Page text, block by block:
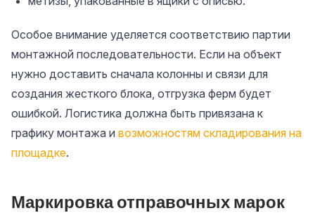
Особое внимание уделяется соответствию партии
монтажной последовательности. Если на объект
нужно доставить сначала колонны и связи для
создания жесткого блока, отгрузка ферм будет
ошибкой. Логистика должна быть привязана к
графику монтажа и возможностям складирования на
площадке.
Маркировка отправочных марок